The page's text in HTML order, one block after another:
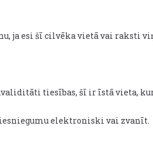
ja esi šī cilvēka vietā vai raksti
tiesības, šī ir īstā vieta,
elektroniski vai zvanīt.